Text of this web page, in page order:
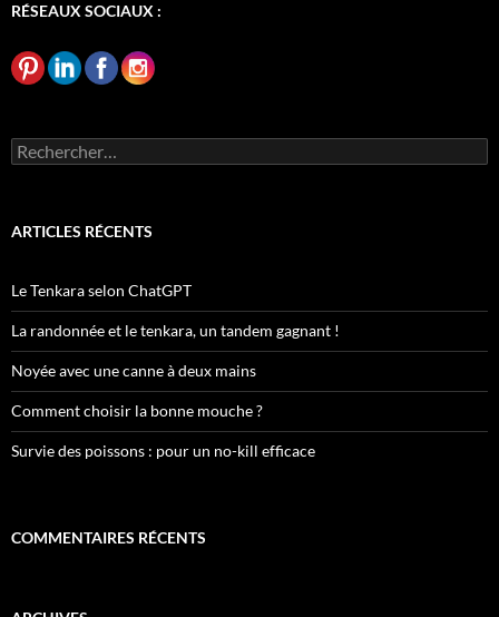
RÉSEAUX SOCIAUX :
Rechercher :
ARTICLES RÉCENTS
Le Tenkara selon ChatGPT
La randonnée et le tenkara, un tandem gagnant !
Noyée avec une canne à deux mains
Comment choisir la bonne mouche ?
Survie des poissons : pour un no-kill efficace
COMMENTAIRES RÉCENTS